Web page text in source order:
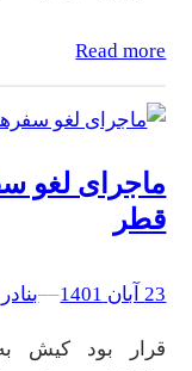
Read more
ماجرای لغو
قطر
23 آبان 1401 –
–
قرار بود کیش